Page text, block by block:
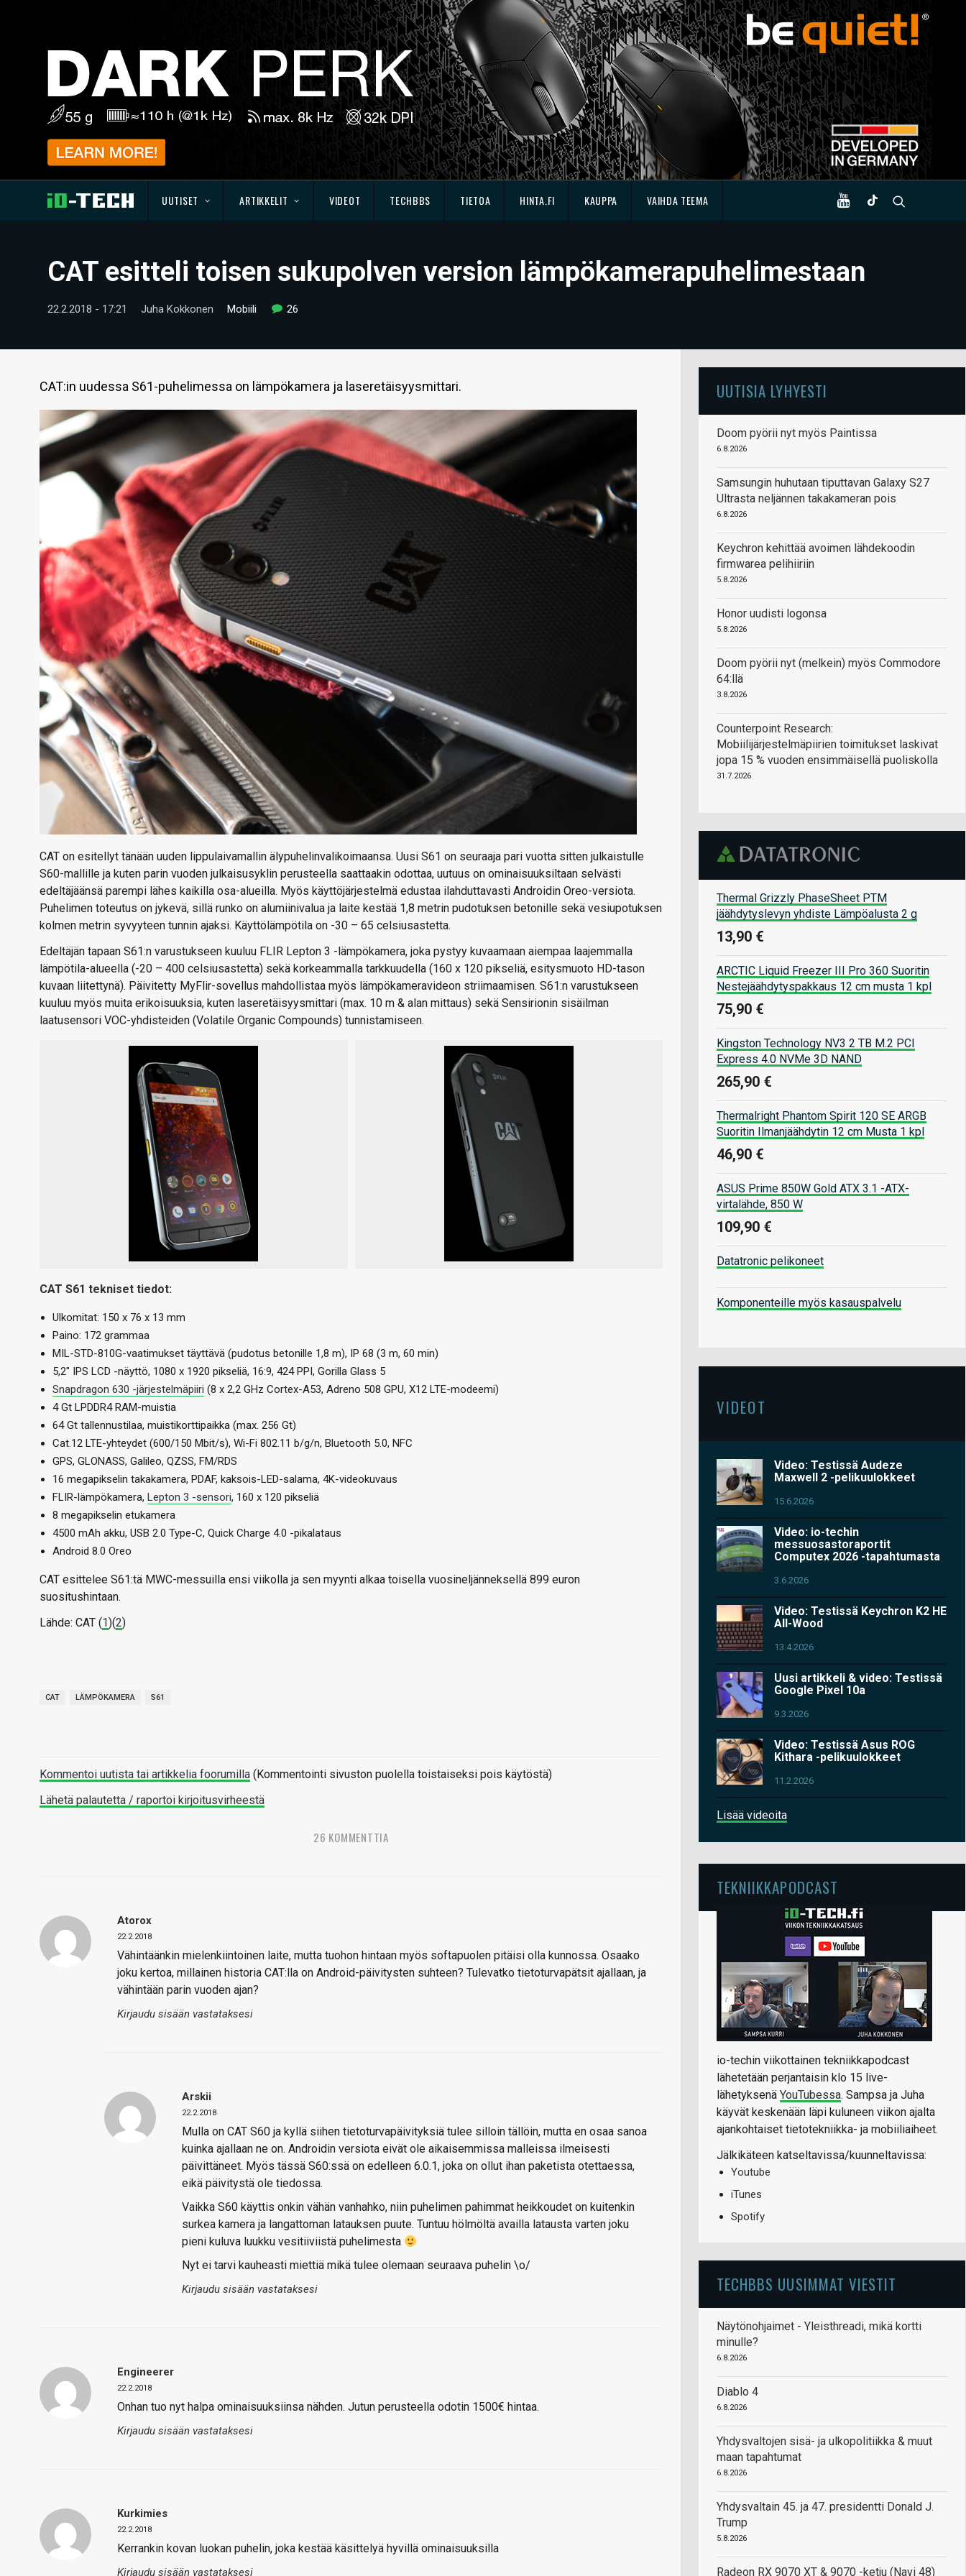
UUTISET ARTIKKELIT VIDEOT TECHBBS TIETOA HINTA.FI KAUPPA VAIHDA TEEMA
CAT esitteli toisen sukupolven version lämpökamerapuhelimestaan
22.2.2018 - 17:21 Juha Kokkonen Mobiili 26
CAT:in uudessa S61-puhelimessa on lämpökamera ja laseretäisyysmittari.
CAT on esitellyt tänään uuden lippulaivamallin älypuhelinvalikoimaansa. Uusi S61 on seuraaja pari vuotta sitten julkaistulle
S60-mallille ja kuten parin vuoden julkaisusyklin perusteella saattaakin odottaa, uutuus on ominaisuuksiltaan selvästi
edeltäjäänsä parempi lähes kaikilla osa-alueilla. Myös käyttöjärjestelmä edustaa ilahduttavasti Androidin Oreo-versiota.
Puhelimen toteutus on jykevä, sillä runko on alumiinivalua ja laite kestää 1,8 metrin pudotuksen betonille sekä vesiupotuksen
kolmen metrin syvyyteen tunnin ajaksi. Käyttölämpötila on -30 – 65 celsiusastetta.
Edeltäjän tapaan S61:n varustukseen kuuluu FLIR Lepton 3 -lämpökamera, joka pystyy kuvaamaan aiempaa laajemmalla
lämpötila-alueella (-20 – 400 celsiusastetta) sekä korkeammalla tarkkuudella (160 x 120 pikseliä, esitysmuoto HD-tason
kuvaan liitettynä). Päivitetty MyFlir-sovellus mahdollistaa myös lämpökameravideon striimaamisen. S61:n varustukseen
kuuluu myös muita erikoisuuksia, kuten laseretäisyysmittari (max. 10 m & alan mittaus) sekä Sensirionin sisäilman
laatusensori VOC-yhdisteiden (Volatile Organic Compounds) tunnistamiseen.
CAT S61 tekniset tiedot:
Ulkomitat: 150 x 76 x 13 mm
Paino: 172 grammaa
MIL-STD-810G-vaatimukset täyttävä (pudotus betonille 1,8 m), IP 68 (3 m, 60 min)
5,2″ IPS LCD -näyttö, 1080 x 1920 pikseliä, 16:9, 424 PPI, Gorilla Glass 5
Snapdragon 630 -järjestelmäpiiri (8 x 2,2 GHz Cortex-A53, Adreno 508 GPU, X12 LTE-modeemi)
4 Gt LPDDR4 RAM-muistia
64 Gt tallennustilaa, muistikorttipaikka (max. 256 Gt)
Cat.12 LTE-yhteydet (600/150 Mbit/s), Wi-Fi 802.11 b/g/n, Bluetooth 5.0, NFC
GPS, GLONASS, Galileo, QZSS, FM/RDS
16 megapikselin takakamera, PDAF, kaksois-LED-salama, 4K-videokuvaus
FLIR-lämpökamera, Lepton 3 -sensori, 160 x 120 pikseliä
8 megapikselin etukamera
4500 mAh akku, USB 2.0 Type-C, Quick Charge 4.0 -pikalataus
Android 8.0 Oreo
CAT esittelee S61:tä MWC-messuilla ensi viikolla ja sen myynti alkaa toisella vuosineljänneksellä 899 euron
suositushintaan.
Lähde: CAT (1)(2)
CAT LÄMPÖKAMERA S61
Kommentoi uutista tai artikkelia foorumilla (Kommentointi sivuston puolella toistaiseksi pois käytöstä)
Lähetä palautetta / raportoi kirjoitusvirheestä
26 KOMMENTTIA
Atorox
22.2.2018
Vähintäänkin mielenkiintoinen laite, mutta tuohon hintaan myös softapuolen pitäisi olla kunnossa. Osaako
joku kertoa, millainen historia CAT:lla on Android-päivitysten suhteen? Tulevatko tietoturvapätsit ajallaan, ja
vähintään parin vuoden ajan?
Kirjaudu sisään vastataksesi
Arskii
22.2.2018
Mulla on CAT S60 ja kyllä siihen tietoturvapäivityksiä tulee silloin tällöin, mutta en osaa sanoa
kuinka ajallaan ne on. Androidin versiota eivät ole aikaisemmissa malleissa ilmeisesti
päivittäneet. Myös tässä S60:ssä on edelleen 6.0.1, joka on ollut ihan paketista otettaessa,
eikä päivitystä ole tiedossa.
Vaikka S60 käyttis onkin vähän vanhahko, niin puhelimen pahimmat heikkoudet on kuitenkin
surkea kamera ja langattoman latauksen puute. Tuntuu hölmöltä availla latausta varten joku
pieni kuluva luukku vesitiiviistä puhelimesta
Nyt ei tarvi kauheasti miettiä mikä tulee olemaan seuraava puhelin \o/
Kirjaudu sisään vastataksesi
Engineerer
22.2.2018
Onhan tuo nyt halpa ominaisuuksiinsa nähden. Jutun perusteella odotin 1500€ hintaa.
Kirjaudu sisään vastataksesi
Kurkimies
22.2.2018
Kerrankin kovan luokan puhelin, joka kestää käsittelyä hyvillä ominaisuuksilla
Kirjaudu sisään vastataksesi
UUTISIA LYHYESTI
Doom pyörii nyt myös Paintissa
6.8.2026
Samsungin huhutaan tiputtavan Galaxy S27
Ultrasta neljännen takakameran pois
6.8.2026
Keychron kehittää avoimen lähdekoodin
firmwarea pelihiiriin
5.8.2026
Honor uudisti logonsa
5.8.2026
Doom pyörii nyt (melkein) myös Commodore
64:llä
3.8.2026
Counterpoint Research:
Mobiilijärjestelmäpiirien toimitukset laskivat
jopa 15 % vuoden ensimmäisellä puoliskolla
31.7.2026
Thermal Grizzly PhaseSheet PTM
jäähdytyslevyn yhdiste Lämpöalusta 2 g
13,90 €
ARCTIC Liquid Freezer III Pro 360 Suoritin
Nestejäähdytyspakkaus 12 cm musta 1 kpl
75,90 €
Kingston Technology NV3 2 TB M.2 PCI
Express 4.0 NVMe 3D NAND
265,90 €
Thermalright Phantom Spirit 120 SE ARGB
Suoritin Ilmanjäähdytin 12 cm Musta 1 kpl
46,90 €
ASUS Prime 850W Gold ATX 3.1 -ATX-
virtalähde, 850 W
109,90 €
Datatronic pelikoneet
Komponenteille myös kasauspalvelu
VIDEOT
Video: Testissä Audeze
Maxwell 2 -pelikuulokkeet
15.6.2026
Video: io-techin
messuosastoraportit
Computex 2026 -tapahtumasta
3.6.2026
Video: Testissä Keychron K2 HE
All-Wood
13.4.2026
Uusi artikkeli & video: Testissä
Google Pixel 10a
9.3.2026
Video: Testissä Asus ROG
Kithara -pelikuulokkeet
11.2.2026
Lisää videoita
TEKNIIKKAPODCAST
io-techin viikottainen tekniikkapodcast
lähetetään perjantaisin klo 15 live-
lähetyksenä YouTubessa. Sampsa ja Juha
käyvät keskenään läpi kuluneen viikon ajalta
ajankohtaiset tietotekniikka- ja mobiiliaiheet.
Jälkikäteen katseltavissa/kuunneltavissa:
Youtube
iTunes
Spotify
TECHBBS UUSIMMAT VIESTIT
Näytönohjaimet - Yleisthreadi, mikä kortti
minulle?
6.8.2026
Diablo 4
6.8.2026
Yhdysvaltojen sisä- ja ulkopolitiikka & muut
maan tapahtumat
6.8.2026
Yhdysvaltain 45. ja 47. presidentti Donald J.
Trump
5.8.2026
Radeon RX 9070 XT & 9070 -ketju (Navi 48)